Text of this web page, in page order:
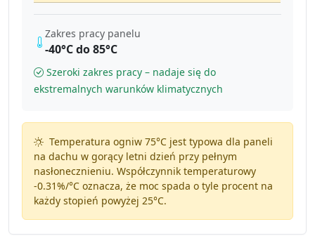
Zakres pracy panelu
-40°C do 85°C
Szeroki zakres pracy – nadaje się do
ekstremalnych warunków klimatycznych
Temperatura ogniw 75°C jest typowa dla paneli
na dachu w gorący letni dzień przy pełnym
nasłonecznieniu. Współczynnik temperaturowy
-0.31%/°Coznacza, że moc spada o tyle procent na
każdy stopień powyżej 25°C.